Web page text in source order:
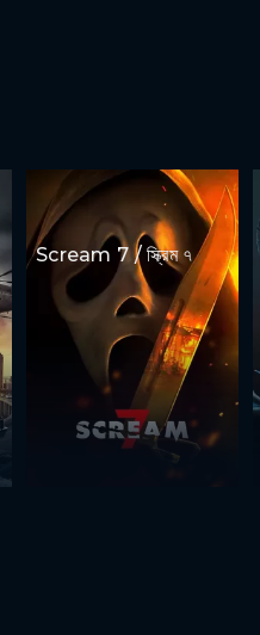
Scream 7 / স্ক্রিম ৭